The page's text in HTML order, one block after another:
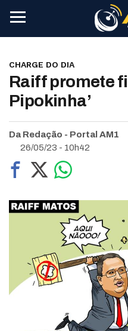
CHARGE DO DIA
Raiff promete
Pipokinha’
Da Redação - Portal AM1
26/05/23 - 10h42